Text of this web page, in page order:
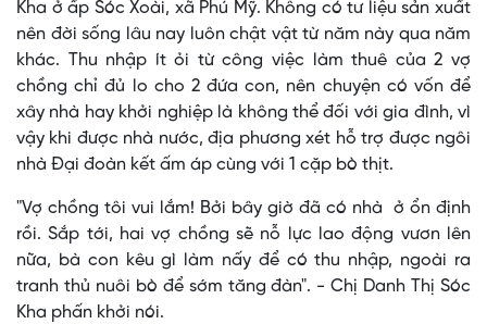
Kha ở ấp Sóc Xoài, xã Phú Mỹ. Không có tư liệu sản xuất
nên đời sống lâu nay luôn chật vật từ năm này qua năm
khác. Thu nhập ít ỏi từ công việc làm thuê của 2 vợ
chồng chỉ đủ lo cho 2 đứa con, nên chuyện có vốn để
xây nhà hay khởi nghiệp là không thể đối với gia đình, vì
vậy khi được nhà nước, địa phương xét hỗ trợ được ngôi
nhà Đại đoàn kết ấm áp cùng với 1 cặp bò thịt.
"Vợ chồng tôi vui lắm! Bởi bây giờ đã có nhà ở ổn định
rồi. Sắp tới, hai vợ chồng sẽ nỗ lực lao động vươn lên
nữa, bà con kêu gì làm nấy để có thu nhập, ngoài ra
tranh thủ nuôi bò để sớm tăng đàn". - Chị Danh Thị Sóc
Kha phấn khởi nói.